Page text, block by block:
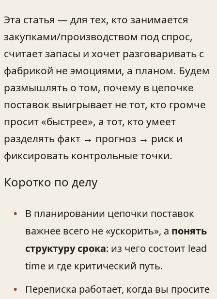
Эта статья — для тех, кто занимается
закупками/производством под спрос,
считает запасы и хочет разговаривать с
фабрикой не эмоциями, а планом. Будем
размышлять о том, почему в цепочке
поставок выигрывает не тот, кто громче
просит «быстрее», а тот, кто умеет
разделять факт → прогноз → риск и
фиксировать контрольные точки.
Коротко по делу
В планировании цепочки поставок
важнее всего не «ускорить», а понять
структуру срока: из чего состоит lead
time и где критический путь.
Переписка работает, когда вы просите